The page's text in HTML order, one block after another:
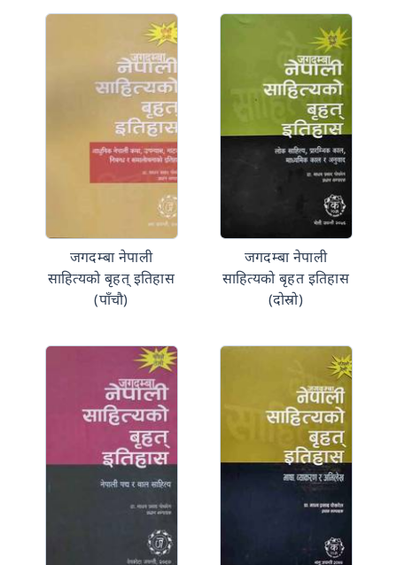
जगदम्बा नेपाली
साहित्यको बृहत् इतिहास
(पाँचौ)
जगदम्बा नेपाली
साहित्यको बृहत इतिहास
(दोस्रो)